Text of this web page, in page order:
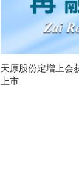
天原股份定增上会
上市